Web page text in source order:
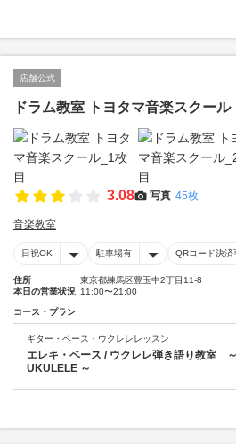
店舗公式
ドラム教室 トヨタマ音楽スクール
3.08 写真 45枚
音楽教室
日祝OK 駐車場有 QRコード決済
住所
東京都練馬区豊玉中2丁目11-8
本日の営業状況 11:00〜21:00
コース・プラン
ギター・ベース・ウクレレレッスン
エレキ・ベース / ウクレレ弾き語り教室
UKULELE ～